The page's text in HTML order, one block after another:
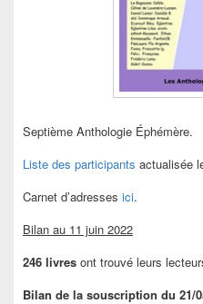
Septième Anthologie Éphémère.
Liste des participants actualisée
Carnet d’adresses ici.
Bilan au 11 juin 2022
246 livres ont trouvé leurs
Bilan de la souscription du 21/